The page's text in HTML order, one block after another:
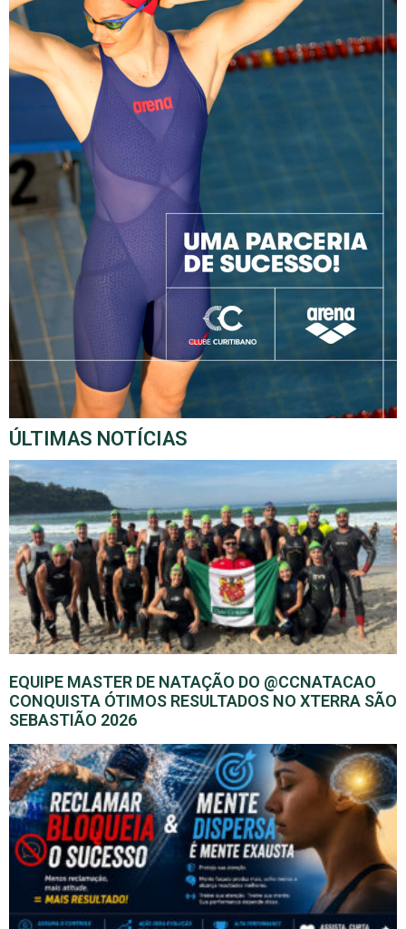
ÚLTIMAS NOTÍCIAS
EQUIPE MASTER DE NATAÇÃO DO @CCNATACAO
CONQUISTA ÓTIMOS RESULTADOS NO XTERRA SÃO
SEBASTIÃO 2026